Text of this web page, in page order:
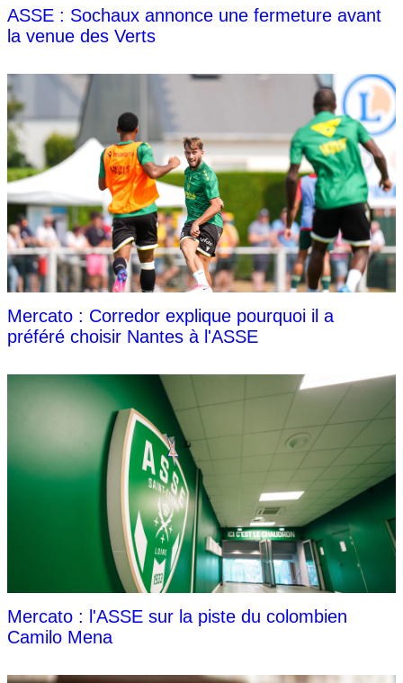
ASSE : Sochaux annonce une fermeture avant
la venue des Verts
Mercato : Corredor explique pourquoi il a
préféré choisir Nantes à l'ASSE
Mercato : l'ASSE sur la piste du colombien
Camilo Mena